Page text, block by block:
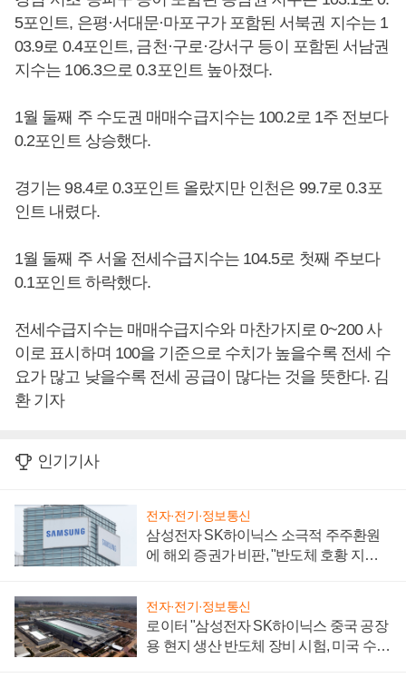
5포인트, 은평·서대문·마포구가 포함된 서북권 지수는 1
03.9로 0.4포인트, 금천·구로·강서구 등이 포함된 서남권
지수는 106.3으로 0.3포인트 높아졌다.
1월 둘째 주 수도권 매매수급지수는 100.2로 1주 전보다
0.2포인트 상승했다.
경기는 98.4로 0.3포인트 올랐지만 인천은 99.7로 0.3포
인트 내렸다.
1월 둘째 주 서울 전세수급지수는 104.5로 첫째 주보다
0.1포인트 하락했다.
전세수급지수는 매매수급지수와 마찬가지로 0~200 사
이로 표시하며 100을 기준으로 수치가 높을수록 전세 수
요가 많고 낮을수록 전세 공급이 많다는 것을 뜻한다. 김
환 기자
인기기사
전자·전기·정보통신
삼성전자 SK하이닉스 소극적 주주환원
에 해외 증권가 비판, "반도체 호황 지속
전자·전기·정보통신
로이터 "삼성전자 SK하이닉스 중국 공장
용 현지 생산 반도체 장비 시험, 미국 수출